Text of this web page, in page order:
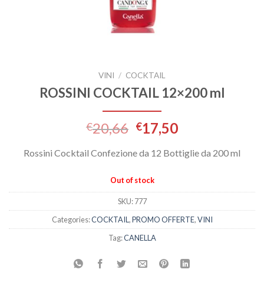
VINI / COCKTAIL
ROSSINI COCKTAIL 12×200 ml
€20,66 €17,50
Rossini Cocktail Confezione da 12 Bottiglie da 200 ml
Out of stock
SKU:777
Categories:COCKTAIL,PROMO OFFERTE,VINI
Tag:CANELLA